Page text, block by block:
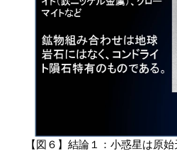
【図６】結論１：小惑星は原